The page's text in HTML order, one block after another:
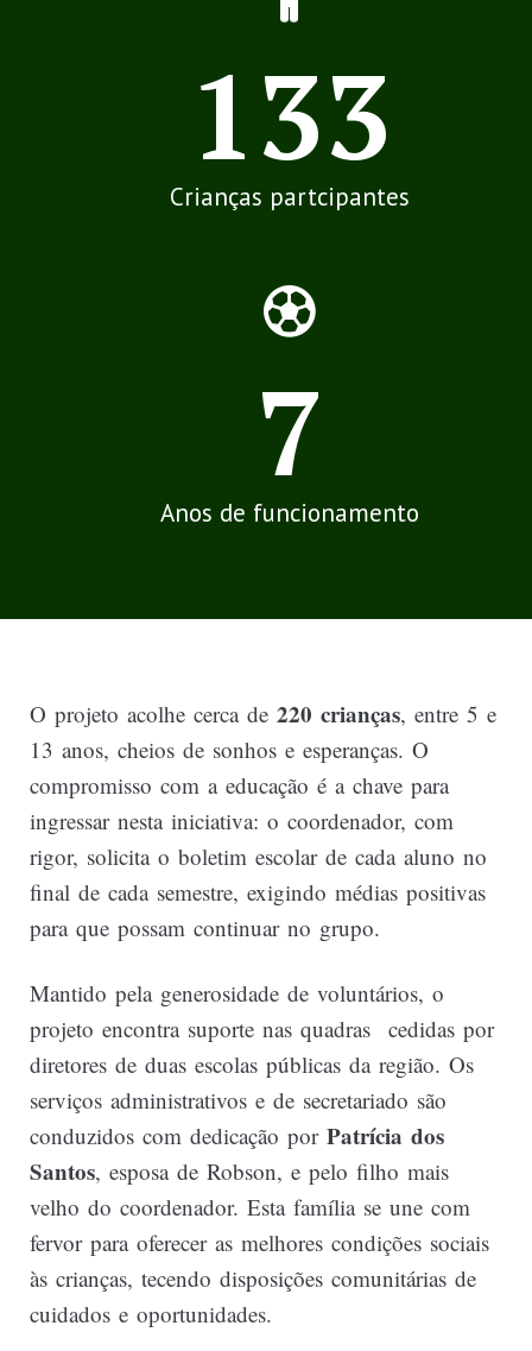
220
Crianças partcipantes
12
Anos de funcionamento
O projeto acolhe cerca de 220 crianças, entre 5 e
13 anos, cheios de sonhos e esperanças. O
compromisso com a educação é a chave para
ingressar nesta iniciativa: o coordenador, com
rigor, solicita o boletim escolar de cada aluno no
final de cada semestre, exigindo médias positivas
para que possam continuar no grupo.
Mantido pela generosidade de voluntários, o
projeto encontra suporte nas quadras cedidas por
diretores de duas escolas públicas da região. Os
serviços administrativos e de secretariado são
conduzidos com dedicação por Patrícia dos
Santos, esposa de Robson, e pelo filho mais
velho do coordenador. Esta família se une com
fervor para oferecer as melhores condições sociais
às crianças, tecendo disposições comunitárias de
cuidados e oportunidades.